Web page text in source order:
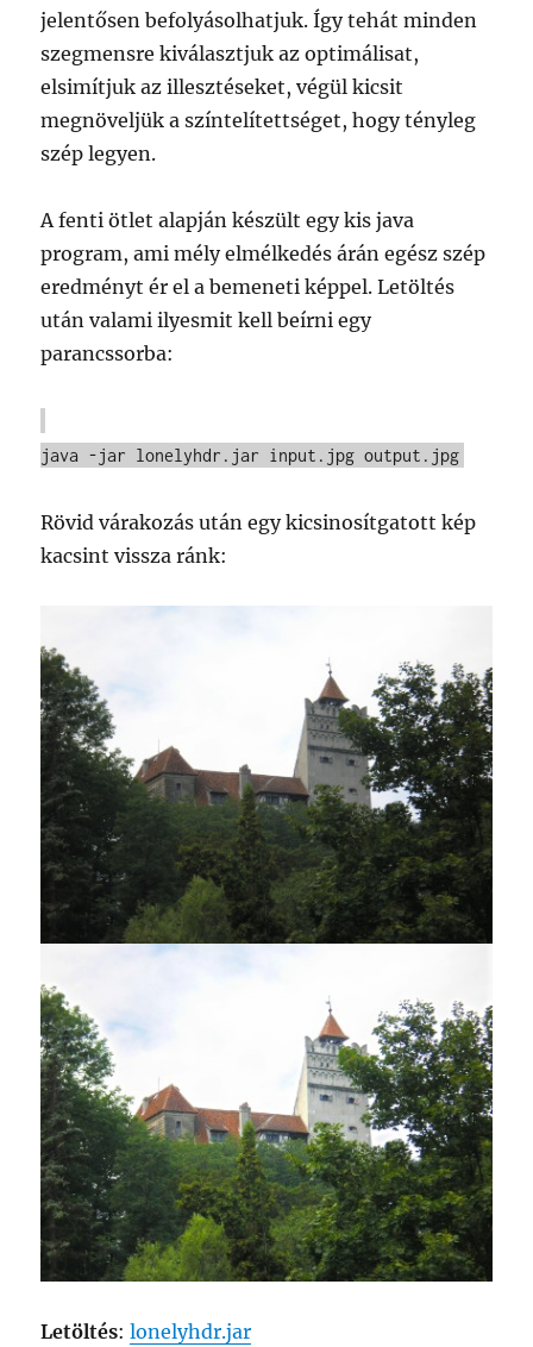
jelentősen befolyásolhatjuk. Így tehát minden
szegmensre kiválasztjuk az optimálisat,
elsimítjuk az illesztéseket, végül kicsit
megnöveljük a színtelítettséget, hogy tényleg
szép legyen.
A fenti ötlet alapján készült egy kis java
program, ami mély elmélkedés árán egész szép
eredményt ér el a bemeneti képpel. Letöltés
után valami ilyesmit kell beírni egy
parancssorba:
java -jar lonelyhdr.jar input.jpg output.jpg
Rövid várakozás után egy kicsinosítgatott kép
kacsint vissza ránk:
Letöltés:lonelyhdr.jar